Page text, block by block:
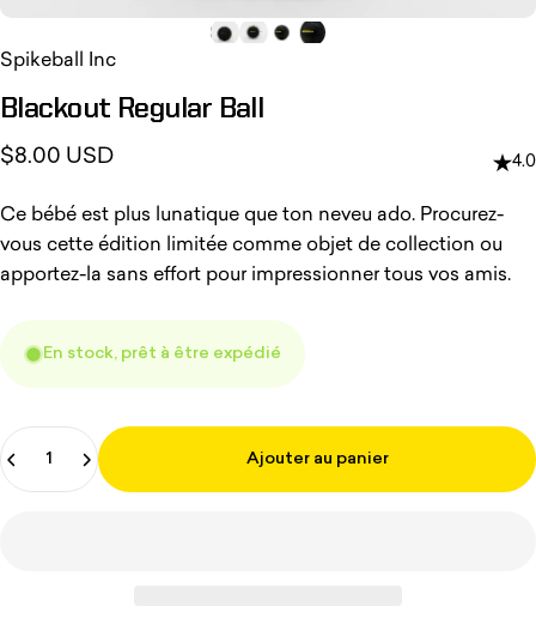
Spikeball Inc
Blackout Regular Ball
$8.00 USD 4.0
Ce bébé est plus lunatique que ton neveu ado. Procurez-
vous cette édition limitée comme objet de collection ou
apportez-la sans effort pour impressionner tous vos amis.
En stock, prêt à être expédié
Ajouter au panier